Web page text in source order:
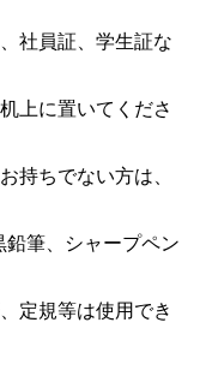
員証、学生証な
置いてくださ
でない方は、
筆、シャープペン
規等は使用でき